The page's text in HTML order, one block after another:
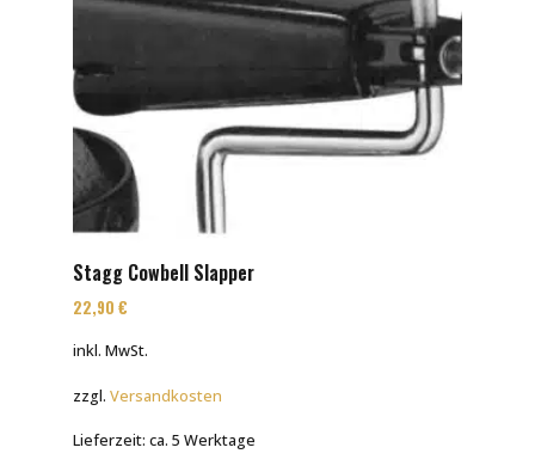
Stagg Cowbell Slapper
22,90 €
inkl. MwSt.
zzgl. Versandkosten
Lieferzeit: ca. 5 Werktage